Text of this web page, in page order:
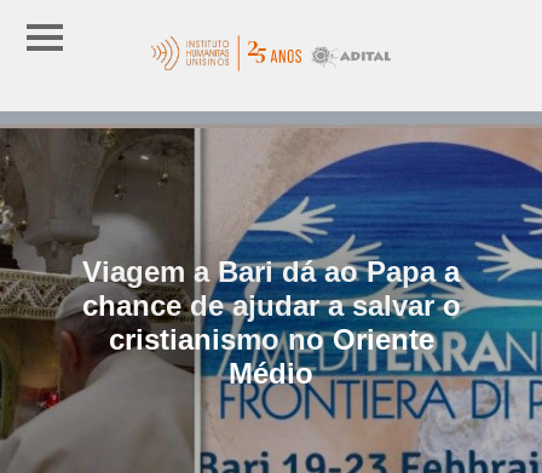
Viagem a Bari dá ao Papa a
chance de ajudar a salvar o
cristianismo no Oriente
Médio